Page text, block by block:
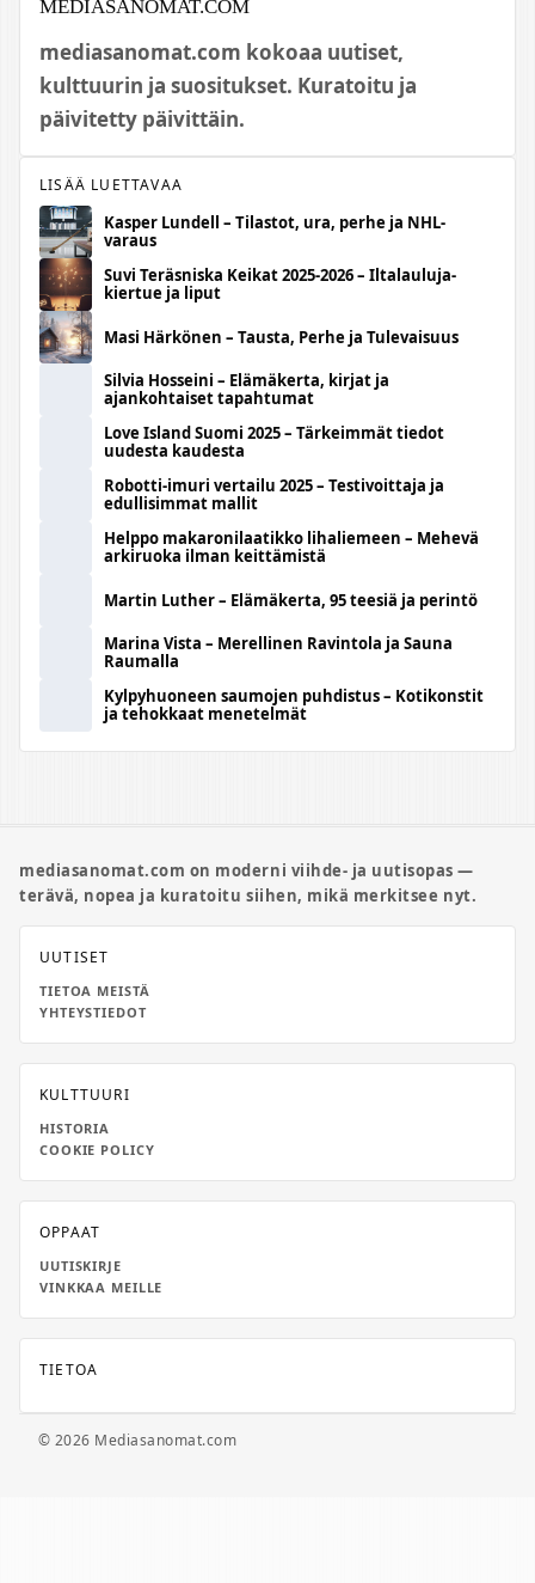
MEDIASANOMAT.COM
mediasanomat.com kokoaa uutiset,
kulttuurin ja suositukset. Kuratoitu ja
päivitetty päivittäin.
LISÄÄ LUETTAVAA
Kasper Lundell – Tilastot, ura, perhe ja NHL-
varaus
Suvi Teräsniska Keikat 2025-2026 – Iltalauluja-
kiertue ja liput
Masi Härkönen – Tausta, Perhe ja Tulevaisuus
Silvia Hosseini – Elämäkerta, kirjat ja
ajankohtaiset tapahtumat
Love Island Suomi 2025 – Tärkeimmät tiedot
uudesta kaudesta
Robotti-imuri vertailu 2025 – Testivoittaja ja
edullisimmat mallit
Helppo makaronilaatikko lihaliemeen – Mehevä
arkiruoka ilman keittämistä
Martin Luther – Elämäkerta, 95 teesiä ja perintö
Marina Vista – Merellinen Ravintola ja Sauna
Raumalla
Kylpyhuoneen saumojen puhdistus – Kotikonstit
ja tehokkaat menetelmät
mediasanomat.com on moderni viihde- ja uutisopas —
terävä, nopea ja kuratoitu siihen, mikä merkitsee nyt.
UUTISET
TIETOA MEISTÄ
YHTEYSTIEDOT
KULTTUURI
HISTORIA
COOKIE POLICY
OPPAAT
UUTISKIRJE
VINKKAA MEILLE
TIETOA
© 2026 Mediasanomat.com